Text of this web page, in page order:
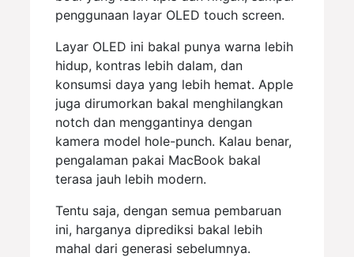
penggunaan layar OLED touch screen.
Layar OLED ini bakal punya warna lebih
hidup, kontras lebih dalam, dan
konsumsi daya yang lebih hemat. Apple
juga dirumorkan bakal menghilangkan
notch dan menggantinya dengan
kamera model hole-punch. Kalau benar,
pengalaman pakai MacBook bakal
terasa jauh lebih modern.
Tentu saja, dengan semua pembaruan
ini, harganya diprediksi bakal lebih
mahal dari generasi sebelumnya.